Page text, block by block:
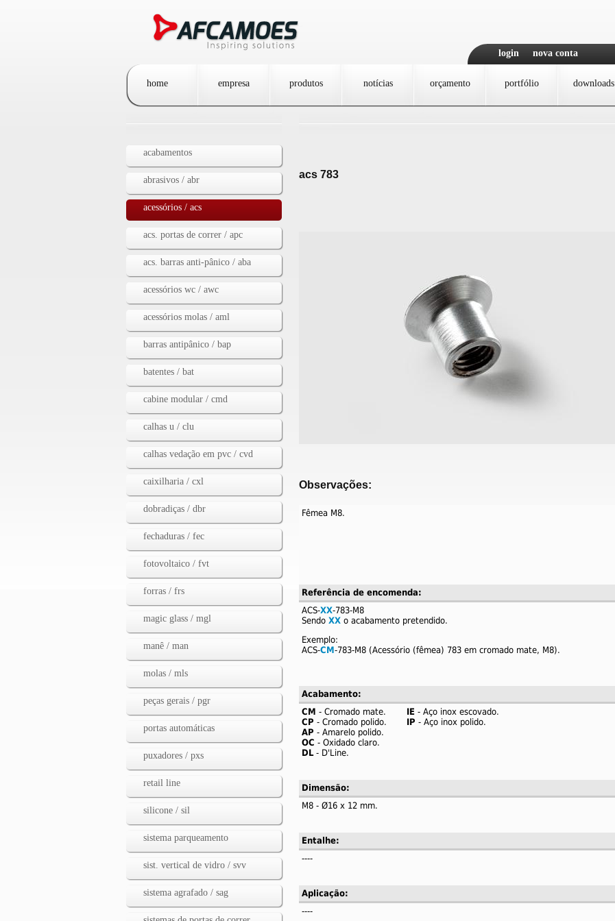
login nova conta
home empresa produtos notícias orçamento portfólio downloads
acabamentos
abrasivos / abr
acessórios / acs
acs. portas de correr / apc
acs. barras anti-pânico / aba
acessórios wc / awc
acessórios molas / aml
barras antipânico / bap
batentes / bat
cabine modular / cmd
calhas u / clu
calhas vedação em pvc / cvd
caixilharia / cxl
dobradiças / dbr
fechaduras / fec
fotovoltaico / fvt
forras / frs
magic glass / mgl
manê / man
molas / mls
peças gerais / pgr
portas automáticas
puxadores / pxs
retail line
silicone / sil
sistema parqueamento
sist. vertical de vidro / svv
sistema agrafado / sag
acs 783
Observações:
Fêmea M8.
Referência de encomenda:
ACS-XX-783-M8
Sendo XXo acabamento pretendido.
Exemplo:
ACS-CM-783-M8 (Acessório (fêmea) 783 em cromado mate, M8).
Acabamento:
CM - Cromado mate.
CP - Cromado polido.
AP - Amarelo polido.
OC - Oxidado claro.
DL- D'Line.
IE- Aço inox escovado.
IP - Aço inox polido.
Dimensão:
M8 - Ø16 x 12 mm.
Entalhe:
----
Aplicação:
----